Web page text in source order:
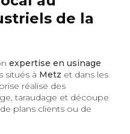
de la
expertise en usinage
situés à Metz et dans les
réalise des
taraudage et découpe
plans clients ou de